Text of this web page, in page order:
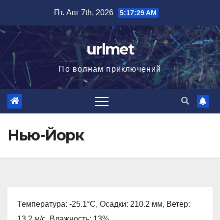
содержимому
Пт. Авг 7th, 2026 5:17:31 AM
urlmet
По волнам приключений
Нью-Йорк
Температура: -25.1°C, Осадки: 210.2 мм, Ветер: